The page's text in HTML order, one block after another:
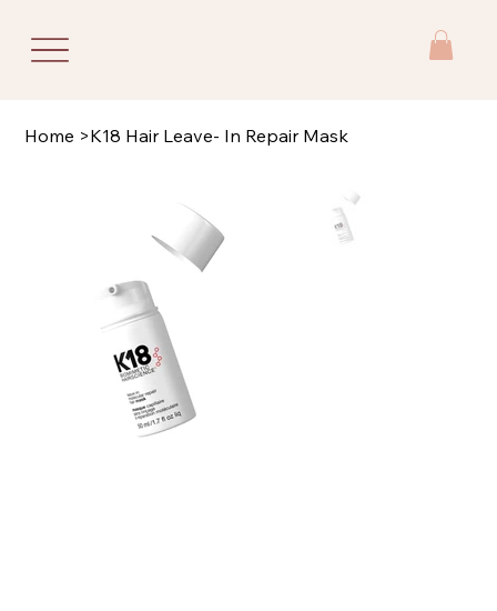
Home >K18 Hair Leave- In Repair Mask